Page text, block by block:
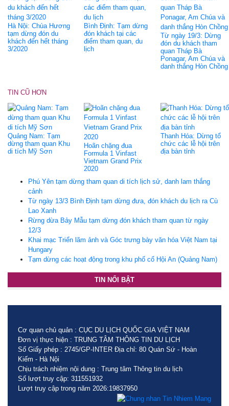
Hà Nội: Chùa Hương
tạm dừng đón du
khách đến hết tháng
3/2020
Bình Định: Tạm dừng
đón khách tại các
điểm tham quan, du
lịch
Từ ngày 19/3: Dừng
đón du khách tham
quan Tháp Bà
Ponagar, Am Chúa và
danh thắng Hòn Chồng
TIN CŨ HƠN
Quảng Nam: Tạm
dừng tham quan Khu
di tích Mỹ Sơn
Hoãn chặng đua
Formula 1 Vinfast
Vietnam Grand Prix
2020
Thanh Hóa: Dừng tổ
chức các lễ hội trên
địa bàn tỉnh
Phú Yên tạm dừng tham quan di tích lịch sử, danh lam thắng
cảnh
Từ ngày 13/3 Bình Định tạm dừng đưa, đón khách du lịch ra Cù
Lao Xanh
Rừng dừa Bảy Mẫu tạm dừng đón khách tham quan từ ngày
12/3
Khai mạc Triển lãm ảnh và Góc trưng bày văn hóa Việt Nam tại
Hungary
Tạm dừng các hoạt động trong khu phố cổ Hội An (Quảng Nam)
TIN NỔI BẬT
Cơ quan chủ quản : CỤC DU LỊCH QUỐC GIA VIỆT NAM
Đơn vị thực hiện : TRUNG TÂM THÔNG TIN DU LỊCH
Số Giấy phép : 2745/GP-INTER Địa chỉ: 80 Quán Sứ - Hoàn
Kiếm - Hà Nội
Chịu trách nhiệm nội dung : Trung tâm Thông tin du lịch
Số lượt truy cập: 311551932
Lượt truy cập trong năm 2026:19837950